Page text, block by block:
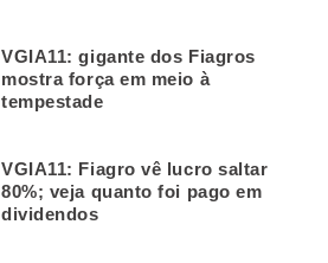
VGIA11: gigante dos Fiagros
mostra força em meio à
tempestade
VGIA11: Fiagro vê lucro saltar
80%; veja quanto foi pago em
dividendos